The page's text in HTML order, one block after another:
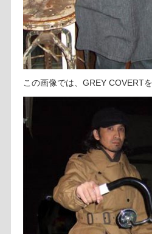
この画像では、GREY COVERT